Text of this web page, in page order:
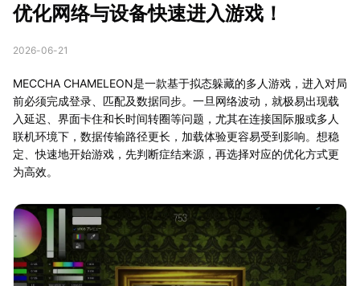
优化网络与设备快速进入游戏！
2026-06-21
MECCHA CHAMELEON是一款基于拟态躲藏的多人游戏，进入对局
前必须完成登录、匹配及数据同步。一旦网络波动，就极易出现载
入延迟、界面卡住和长时间转圈等问题，尤其在连接国际服或多人
联机环境下，数据传输路径更长，加载体验更容易受到影响。想稳
定、快速地开始游戏，先判断症结来源，再选择对应的优化方式更
为高效。